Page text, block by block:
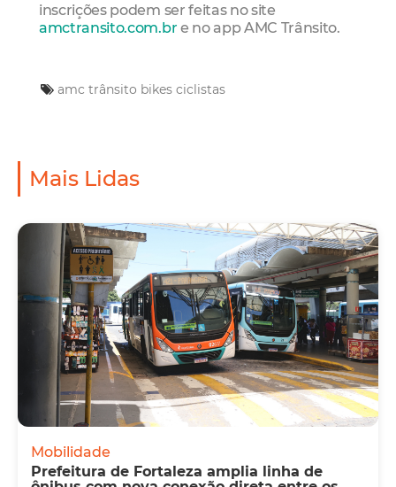
inscrições podem ser feitas no site
amctransito.com.br e no app AMC Trânsito.
amc trânsito bikes ciclistas
Mais Lidas
Mobilidade
Prefeitura de Fortaleza amplia linha de